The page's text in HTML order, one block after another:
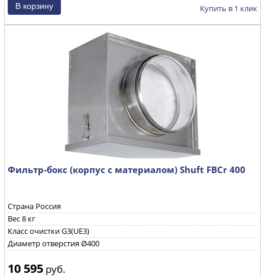
Купить в 1 клик
Фильтр-бокс (корпус с материалом) Shuft FBCr 400
Страна Россия
Вес 8 кг
Класс очистки G3(UE3)
Диаметр отверстия Ø400
10 595 руб.